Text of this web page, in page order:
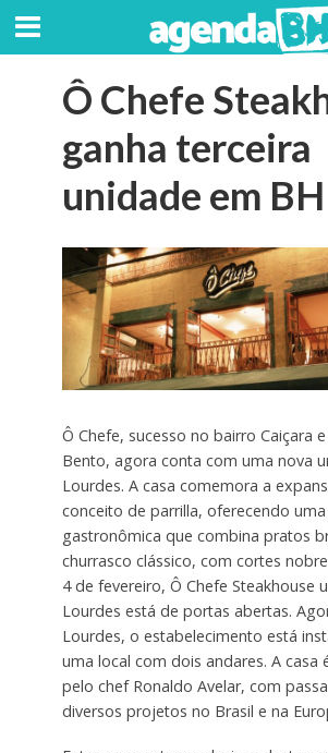
Ô Chefe
ganha terceira
unidade em BH
Ô Chefe, sucesso no bairro Caiçara
Bento, agora conta com uma nova
Lourdes. A casa comemora a
conceito de parrilla, oferecendo
gastronômica que combina pratos
churrasco clássico, com cortes
4 de fevereiro, Ô Chefe Steakhouse
Lourdes está de portas abertas.
Lourdes, o estabelecimento está
uma local com dois andares. A casa
pelo chef Ronaldo Avelar, com
diversos projetos no Brasil e na